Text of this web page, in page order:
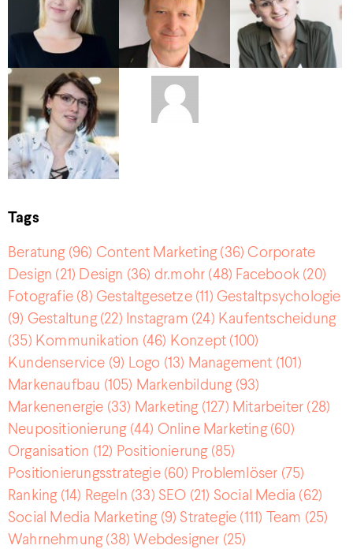
Tags
Beratung(96) Content Marketing(36) Corporate
Design (21) Design (36) dr.mohr (48) Facebook (20)
Fotografie (8) Gestaltgesetze(11) Gestaltpsychologie
(9) Gestaltung(22) Instagram (24) Kaufentscheidung
(35) Kommunikation (46) Konzept (100)
Kundenservice (9) Logo (13) Management (101)
Markenaufbau (105) Markenbildung(93)
Markenenergie (33) Marketing(127) Mitarbeiter (28)
Neupositionierung(44) Online Marketing(60)
Organisation (12) Positionierung(85)
Positionierungsstrategie(60) Problemlöser (75)
Ranking(14) Regeln (33) SEO (21) Social Media (62)
Social Media Marketing(9) Strategie (111) Team (25)
Wahrnehmung(38) Webdesigner (25)